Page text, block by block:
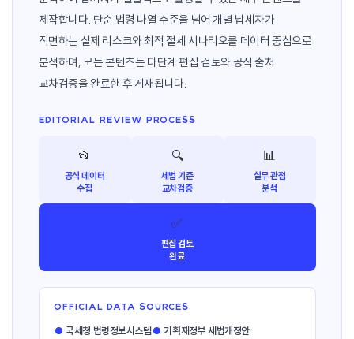
제작합니다. 단순 법령 나열 수준을 넘어 개별 납세자가
직면하는 실제 리스크와 최적 절세 시나리오를 데이터 중심으로
분석하며, 모든 콘텐츠는 다단계 편집 검토와 공식 출처
교차검증을 완료한 후 게재됩니다.
EDITORIAL REVIEW PROCESS
📂
공식 데이터
수집
🔍
세법 기준
교차검증
📊
실무 관점
분석
✅
편집 검토
완료
OFFICIAL DATA SOURCES
● 국세청 법령정보시스템● 기획재정부 세법개정안